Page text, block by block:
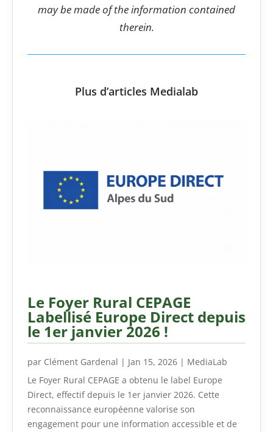
may be made of the information contained
therein.
Plus d’articles Medialab
Le Foyer Rural CEPAGE
Labellisé Europe Direct depuis
le 1er janvier 2026 !
par Clément Gardenal | Jan 15, 2026 | MediaLab
Le Foyer Rural CEPAGE a obtenu le label Europe
Direct, effectif depuis le 1er janvier 2026. Cette
reconnaissance européenne valorise son
engagement pour une information accessible et de